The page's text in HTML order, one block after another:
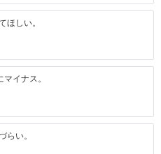
ほしい。
イナス。
らい。